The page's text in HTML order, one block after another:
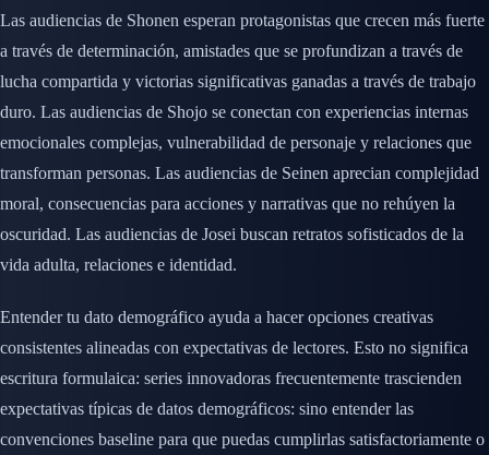
Las audiencias de Shonen esperan protagonistas que crecen más fuerte
a través de determinación, amistades que se profundizan a través de
lucha compartida y victorias significativas ganadas a través de trabajo
duro. Las audiencias de Shojo se conectan con experiencias internas
emocionales complejas, vulnerabilidad de personaje y relaciones que
transforman personas. Las audiencias de Seinen aprecian complejidad
moral, consecuencias para acciones y narrativas que no rehúyen la
oscuridad. Las audiencias de Josei buscan retratos sofisticados de la
vida adulta, relaciones e identidad.
Entender tu dato demográfico ayuda a hacer opciones creativas
consistentes alineadas con expectativas de lectores. Esto no significa
escritura formulaica: series innovadoras frecuentemente trascienden
expectativas típicas de datos demográficos: sino entender las
convenciones baseline para que puedas cumplirlas satisfactoriamente o